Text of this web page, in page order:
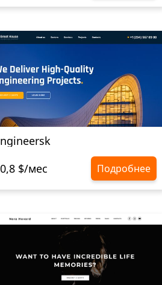
$/мес
Подробнее